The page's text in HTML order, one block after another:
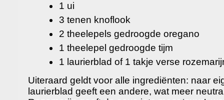
1 ui
3 tenen knoflook
2 theelepels gedroogde oregano
1 theelepel gedroogde tijm
1 laurierblad of 1 takje verse
Uiteraard geldt voor alle ingrediënten: naar
laurierblad geeft een andere, wat meer